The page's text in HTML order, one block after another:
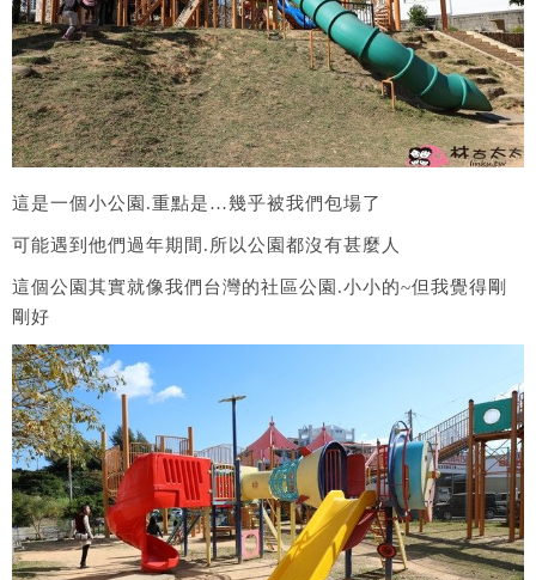
這是一個小公園.重點是…幾乎被我們包場了
可能遇到他們過年期間.所以公園都沒有甚麼人
這個公園其實就像我們台灣的社區公園.小小的~但我覺得剛
剛好